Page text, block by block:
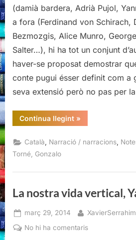
dels
Gonzalo
Torné
(damià bardera, Adrià Pujol,
a fora (Ferdinand von Schirach,
Bezmozgis, Alice Munro,
Salter…), hi ha tot un conjunt
haver-se proposat demostrar
conte pugui ésser definit com a
seva extensió però no pas per
Continua llegint“Les
parelles
altres,
Gonzalo
»
Català Narració / narracions
Torné, Gonzalo
La nostra vida vertical,
Posted
on
març 29, 2014 By
No hi ha comentarisa